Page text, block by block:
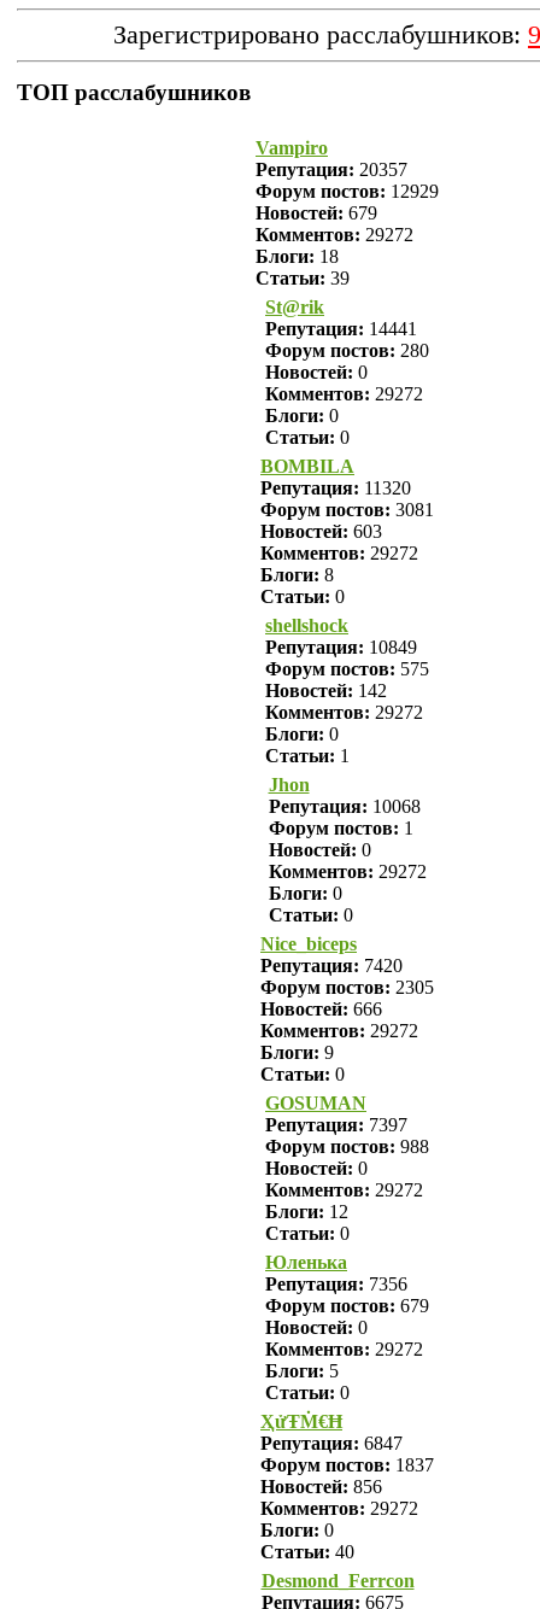
Зарегистрировано расслабушников:
ТОП расслабушников
Vampiro
Репутация: 20357
Форум постов: 12929
Новостей: 679
Комментов: 29272
Блоги: 18
Статьи: 39
St@rik
Репутация: 14441
Форум постов: 280
Новостей: 0
Комментов: 29272
Блоги: 0
Статьи: 0
BOMBILA
Репутация: 11320
Форум постов: 3081
Новостей: 603
Комментов: 29272
Блоги: 8
Статьи: 0
shellshock
Репутация: 10849
Форум постов: 575
Новостей: 142
Комментов: 29272
Блоги: 0
Статьи: 1
Jhon
Репутация: 10068
Форум постов: 1
Новостей: 0
Комментов: 29272
Блоги: 0
Статьи: 0
Nice_biceps
Репутация: 7420
Форум постов: 2305
Новостей: 666
Комментов: 29272
Блоги: 9
Статьи: 0
GOSUMAN
Репутация: 7397
Форум постов: 988
Новостей: 0
Комментов: 29272
Блоги: 12
Статьи: 0
Юленька
Репутация: 7356
Форум постов: 679
Новостей: 0
Комментов: 29272
Блоги: 5
Статьи: 0
ҲửŦṀ€Ħ
Репутация: 6847
Форум постов: 1837
Новостей: 856
Комментов: 29272
Блоги: 0
Статьи: 40
Desmond_Ferrcon
Репутация: 6675